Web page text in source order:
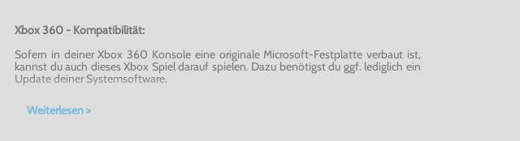
Xbox 360 - Kompatibilität:
Sofern in deiner Xbox 360 Konsole eine originale Microsoft-Festplatte verbaut ist,
kannst du auch dieses Xbox Spiel darauf spielen. Dazu benötigst du ggf. lediglich ein
Update deiner Systemsoftware.
Weiterlesen >